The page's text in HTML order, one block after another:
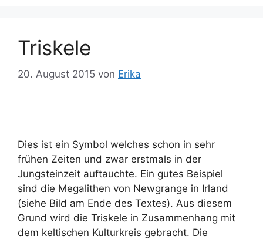
Triskele
20. August 2015 von Erika
Dies ist ein Symbol welches schon in sehr
frühen Zeiten und zwar erstmals in der
Jungsteinzeit auftauchte. Ein gutes Beispiel
sind die Megalithen von Newgrange in Irland
(siehe Bild am Ende des Textes). Aus diesem
Grund wird die Triskele in Zusammenhang mit
dem keltischen Kulturkreis gebracht. Die